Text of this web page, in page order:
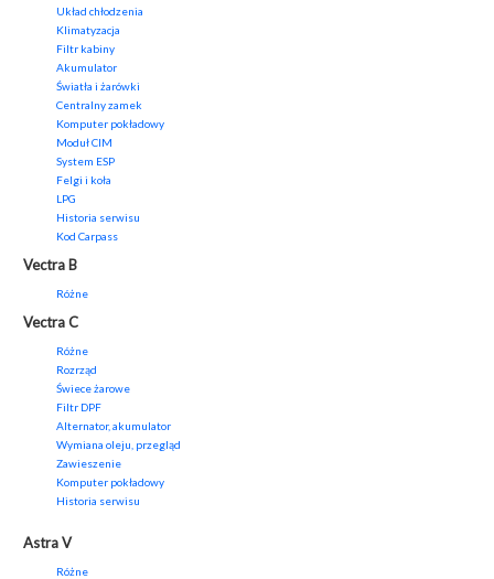
Układ chłodzenia
Klimatyzacja
Filtr kabiny
Akumulator
Światła i żarówki
Centralny zamek
Komputer pokładowy
Moduł CIM
System ESP
Felgi i koła
LPG
Historia serwisu
Kod Carpass
Vectra B
Różne
Vectra C
Różne
Rozrząd
Świece żarowe
Filtr DPF
Alternator, akumulator
Wymiana oleju, przegląd
Zawieszenie
Komputer pokładowy
Historia serwisu
Astra V
Różne